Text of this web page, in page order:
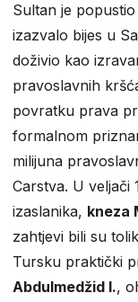
Sultan je
izazvalo bijes u
doživio kao
pravoslavnih
povratku prava
formalnom
milijuna
Carstva. U veljači
izaslanika, kneza
zahtjevi bili su
Tursku praktički
Abdulmedžid I.,